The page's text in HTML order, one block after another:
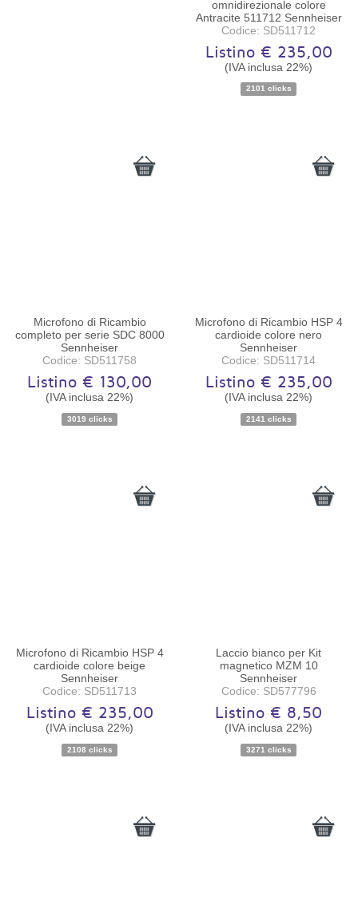
Disponibilità:Ordinabile
omnidirezionale colore
Antracite 511712 Sennheiser
Codice: SD511712
Listino € 235,00
(IVA inclusa 22%)
2101 clicks
Disponibilità:Ordinabile
Microfono di Ricambio
completo per serie SDC 8000
Sennheiser
Codice: SD511758
Listino € 130,00
(IVA inclusa 22%)
3019 clicks
Disponibilità:Ordinabile
Microfono di Ricambio HSP 4
cardioide colore nero
Sennheiser
Codice: SD511714
Listino € 235,00
(IVA inclusa 22%)
2141 clicks
Disponibilità:Ordinabile
Microfono di Ricambio HSP 4
cardioide colore beige
Sennheiser
Codice: SD511713
Listino € 235,00
(IVA inclusa 22%)
2108 clicks
Disponibilità:Ordinabile
Laccio bianco per Kit
magnetico MZM 10
Sennheiser
Codice: SD577796
Listino € 8,50
(IVA inclusa 22%)
3271 clicks